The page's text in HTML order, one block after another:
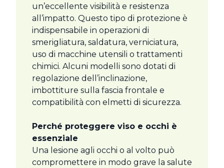
un’eccellente visibilità e resistenza
all’impatto. Questo tipo di protezione è
indispensabile in operazioni di
smerigliatura, saldatura, verniciatura,
uso di macchine utensili o trattamenti
chimici. Alcuni modelli sono dotati di
regolazione dell’inclinazione,
imbottiture sulla fascia frontale e
compatibilità con elmetti di sicurezza.
Perché proteggere viso e occhi è
essenziale
Una lesione agli occhi o al volto può
compromettere in modo grave la salute